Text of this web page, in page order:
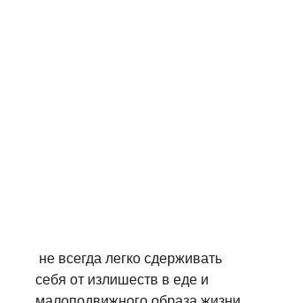
себя от излишеств в еде и